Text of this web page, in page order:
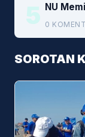
5 NU
0
SOROTAN